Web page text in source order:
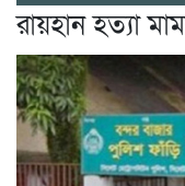
রায়হান হত্যা